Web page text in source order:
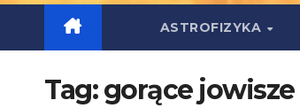
ASTROFIZYKA
Tag:gorące jowisze